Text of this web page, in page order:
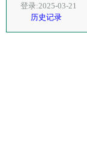
登录:2025-03-21
历史记录